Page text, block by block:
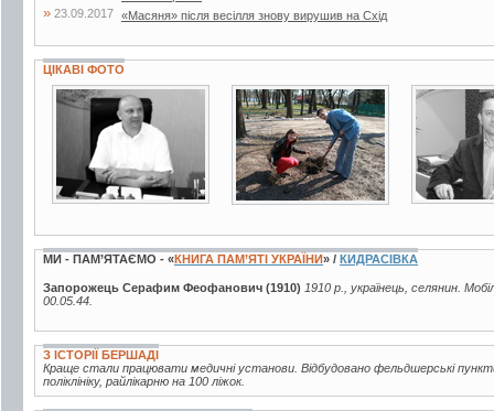
» 23.09.2017 «Масяня» після весілля знову вирушив на Схід
ЦІКАВІ ФОТО
2 фото 9 фото 5 фото
МИ - ПАМ’ЯТАЄМО - «КНИГА ПАМ’ЯТІ УКРАЇНИ» / КИДРАСІВКА
Запорожець Серафим Феофанович (1910) 1910 р., українець, селянин.
00.05.44.
З ІСТОРІЇ БЕРШАДІ
Краще стали працювати медичні установи. Відбудовано фельдшерські
поліклініку, райлікарню на 100 ліжок.